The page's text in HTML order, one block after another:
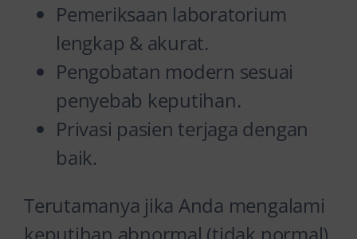
Pemeriksaan laboratorium
lengkap & akurat.
Pengobatan modern sesuai
penyebab keputihan.
Privasi pasien terjaga dengan
baik.
Terutamanya jika Anda mengalami